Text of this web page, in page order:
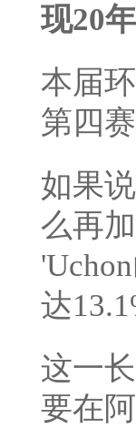
现20
本届
第四
如果
么再
达
这一
要在